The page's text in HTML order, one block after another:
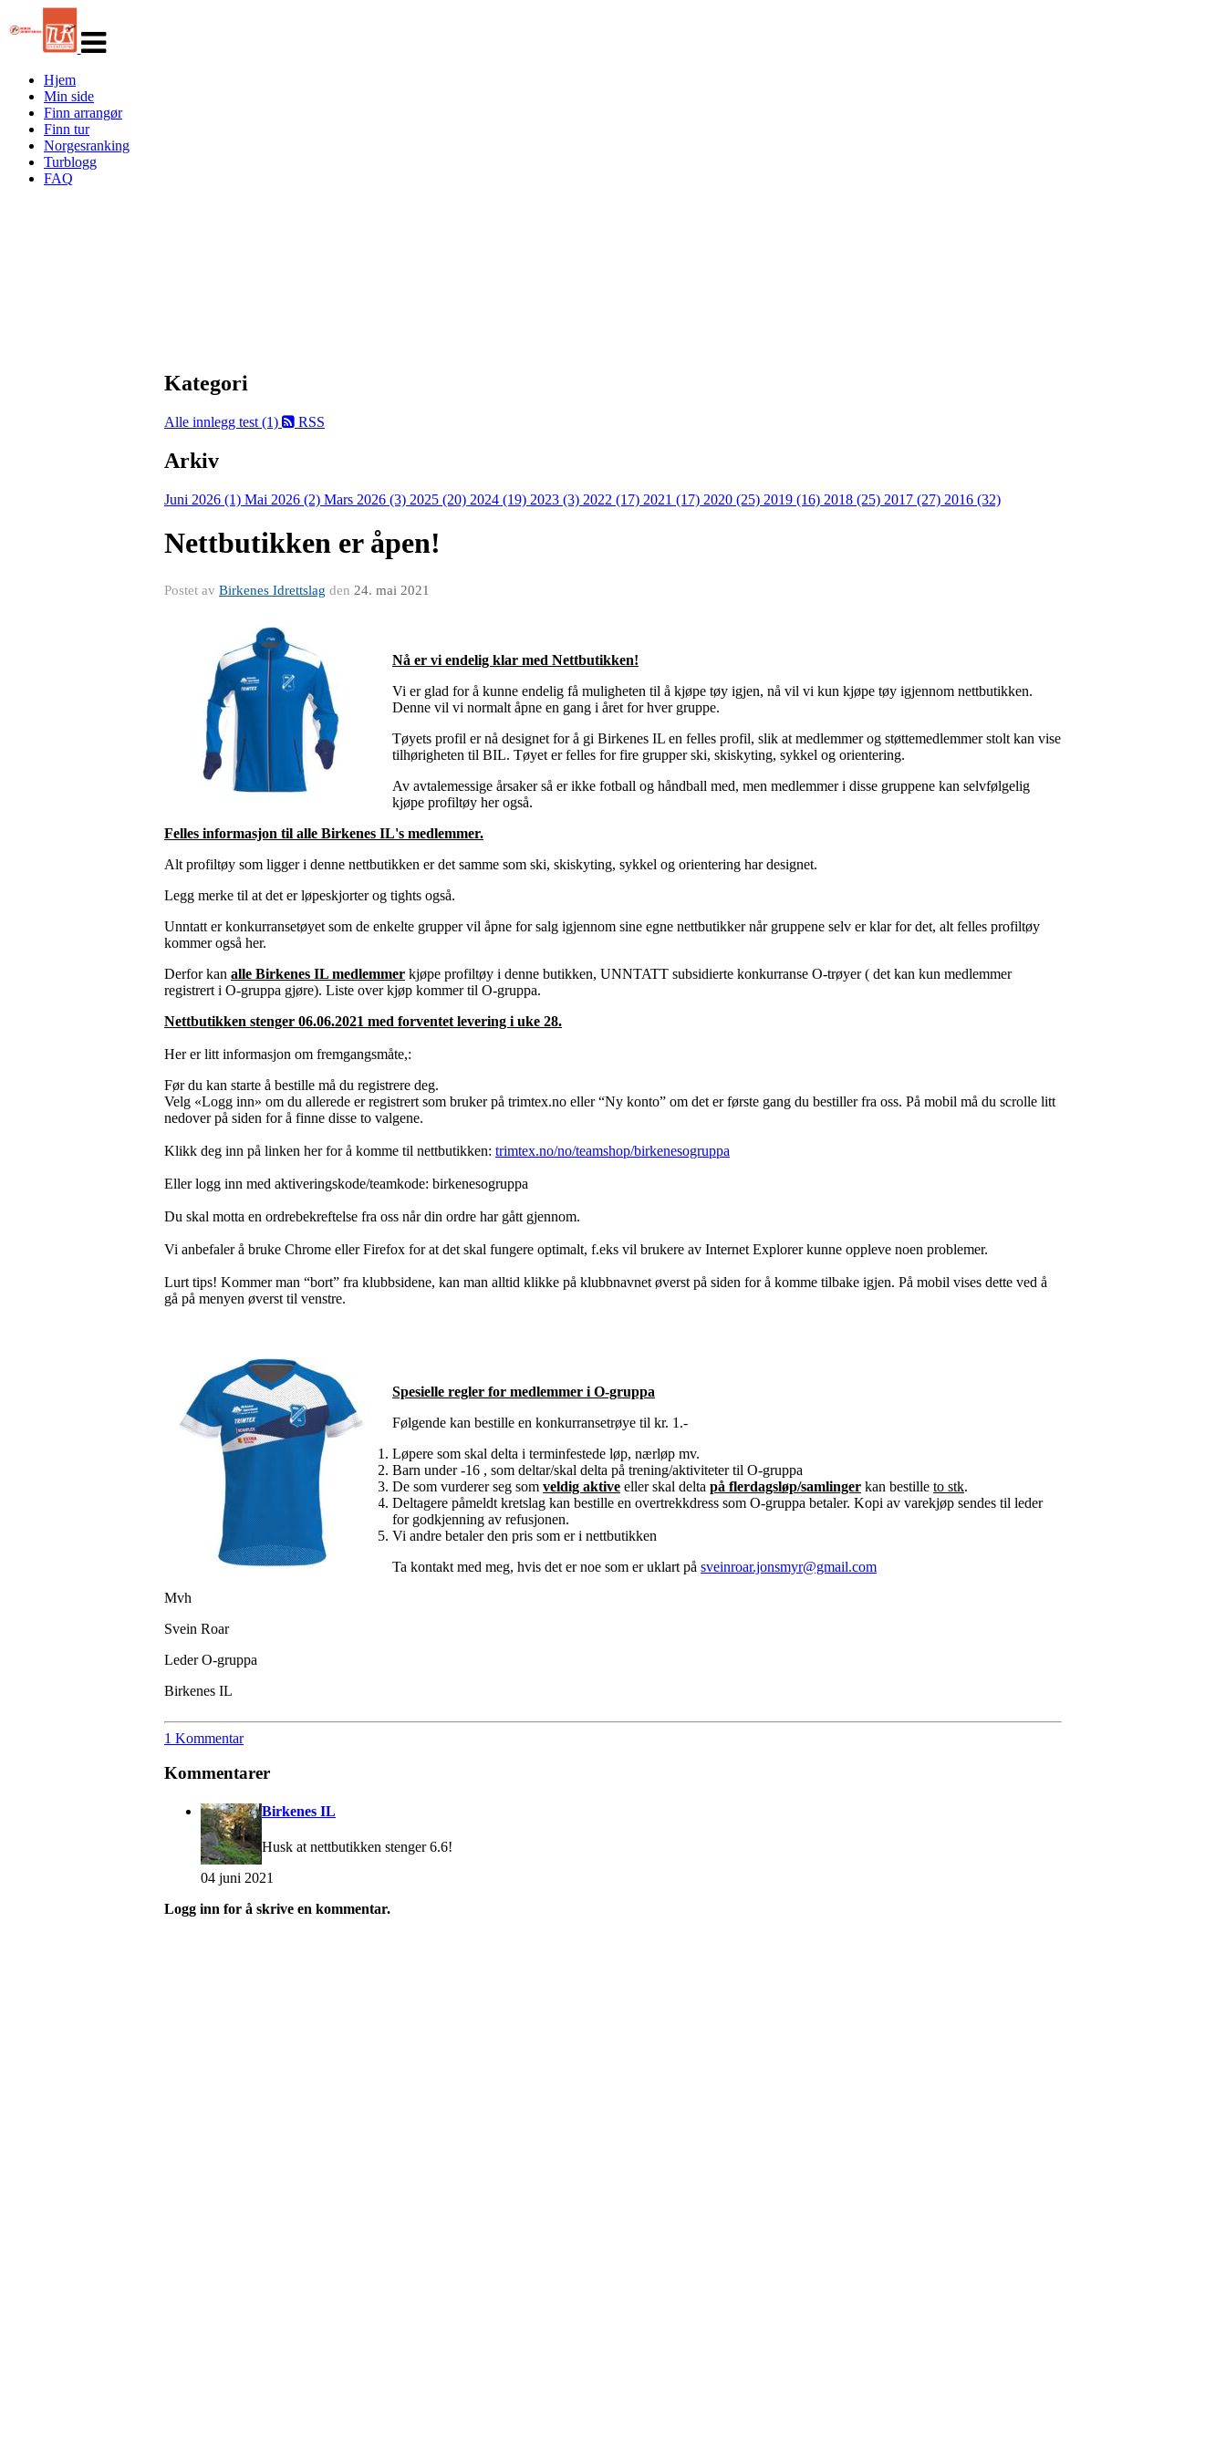
navigasjon
Hjem
Min side
Finn arrangør
Finn tur
Norgesranking
Turblogg
FAQ
Kategori
Alle innlegg test (1) RSS
Arkiv
Juni 2026 (1) Mai 2026 (2) Mars 2026 (3) 2025 (20) 2024 (19) 2023 (3) 2022 (17) 2021 (17) 2020 (25) 2019 (16) 2018 (25) 2017 (27) 2016 (32)
Nettbutikken er åpen!
Postet av Birkenes Idrettslag den 24. mai 2021
Nå er vi endelig klar med Nettbutikken!
Vi er glad for å kunne endelig få muligheten til å kjøpe tøy igjen, nå vil vi kun kjøpe tøy igjennom nettbutikken.
Denne vil vi normalt åpne en gang i året for hver gruppe.
Tøyets profil er nå designet for å gi Birkenes IL en felles profil, slik at medlemmer og støttemedlemmer stolt kan vise
tilhørigheten til BIL. Tøyet er felles for fire grupper ski, skiskyting, sykkel og orientering.
Av avtalemessige årsaker så er ikke fotball og håndball med, men medlemmer i disse gruppene kan selvfølgelig
kjøpe profiltøy her også.
Felles informasjon til alle Birkenes IL's medlemmer.
Alt profiltøy som ligger i denne nettbutikken er det samme som ski, skiskyting, sykkel og orientering har designet.
Legg merke til at det er løpeskjorter og tights også.
Unntatt er konkurransetøyet som de enkelte grupper vil åpne for salg igjennom sine egne nettbutikker når gruppene selv er klar for det, alt felles profiltøy
kommer også her.
Derfor kan alle Birkenes IL medlemmer kjøpe profiltøy i denne butikken, UNNTATT subsidierte konkurranse O-trøyer ( det kan kun medlemmer
registrert i O-gruppa gjøre). Liste over kjøp kommer til O-gruppa.
Nettbutikken stenger 06.06.2021 med forventet levering i uke 28.
Her er litt informasjon om fremgangsmåte,:
Før du kan starte å bestille må du registrere deg.
Velg «Logg inn» om du allerede er registrert som bruker på trimtex.no eller “Ny konto” om det er første gang du bestiller fra oss. På mobil må du scrolle litt
nedover på siden for å finne disse to valgene.
Klikk deg inn på linken her for å komme til nettbutikken: trimtex.no/no/teamshop/birkenesogruppa
Eller logg inn med aktiveringskode/teamkode: birkenesogruppa
Du skal motta en ordrebekreftelse fra oss når din ordre har gått gjennom.
Vi anbefaler å bruke Chrome eller Firefox for at det skal fungere optimalt, f.eks vil brukere av Internet Explorer kunne oppleve noen problemer.
Lurt tips! Kommer man “bort” fra klubbsidene, kan man alltid klikke på klubbnavnet øverst på siden for å komme tilbake igjen. På mobil vises dette ved å
gå på menyen øverst til venstre.
Spesielle regler for medlemmer i O-gruppa
Følgende kan bestille en konkurransetrøye til kr. 1.-
Løpere som skal delta i terminfestede løp, nærløp mv.
Barn under -16 , som deltar/skal delta på trening/aktiviteter til O-gruppa
De som vurderer seg som veldig aktive eller skal delta på flerdagsløp/samlinger kan bestille to stk.
Deltagere påmeldt kretslag kan bestille en overtrekkdress som O-gruppa betaler. Kopi av varekjøp sendes til leder
for godkjenning av refusjonen.
Vi andre betaler den pris som er i nettbutikken
Ta kontakt med meg, hvis det er noe som er uklart på sveinroar.jonsmyr@gmail.com
Mvh
Svein Roar
Leder O-gruppa
Birkenes IL
1 Kommentar
Kommentarer
Birkenes IL
Husk at nettbutikken stenger 6.6!
04 juni 2021
Logg inn for å skrive en kommentar.